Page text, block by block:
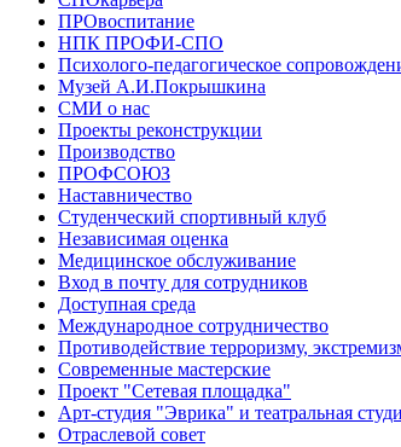
ПРОвоспитание
НПК ПРОФИ-СПО
Психолого-педагогическое
Музей А.И.Покрышкина
СМИ о нас
Проекты реконструкции
Производство
ПРОФСОЮЗ
Наставничество
Студенческий спортивный клуб
Независимая оценка
Медицинское обслуживание
Вход в почту для сотрудников
Доступная среда
Международное сотрудничество
Противодействие терроризму,
Современные мастерские
Проект "Сетевая площадка"
Арт-студия "Эврика" и театральная
Отраслевой совет